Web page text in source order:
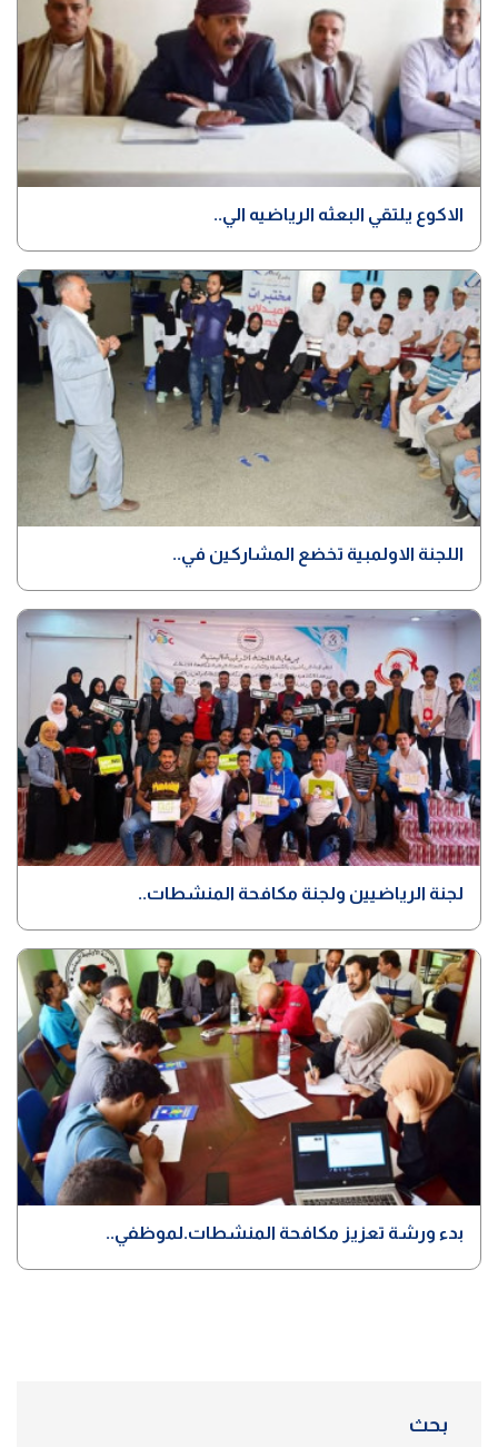
الاكوع يلتقي البعثه الرياضيه الي..
اللجنة الاولمبية تخضع المشاركين في..
لجنة الرياضيين ولجنة مكافحة المنشطات..
بدء ورشة تعزيز مكافحة المنشطات.لموظفي..
بحث